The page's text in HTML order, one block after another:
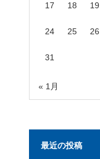
17 18 19
24 25 26
31
« 1月
最近の投稿